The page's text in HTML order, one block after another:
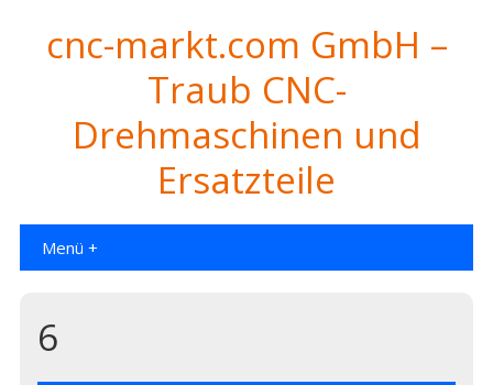
cnc-markt.com GmbH –
Traub CNC-
Drehmaschinen und
Ersatzteile
Menü +
6